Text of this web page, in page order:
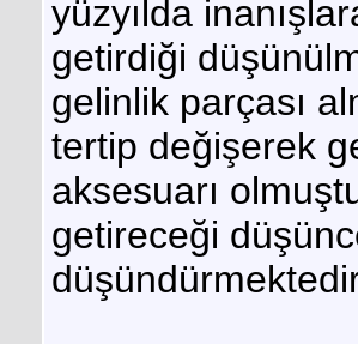
yüzyılda
getirdiği
gelinlik parçası
tertip değişerek
aksesuarı
getireceği